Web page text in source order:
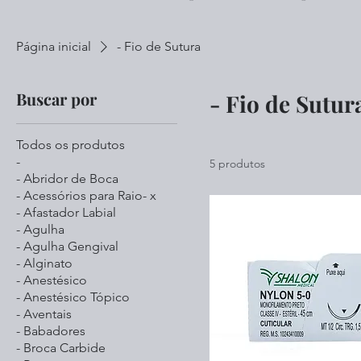
Página inicial - Fio de Sutura
Buscar por
Todos os produtos
-
- Abridor de Boca
- Acessórios para Raio- x
- Afastador Labial
- Agulha
- Agulha Gengival
- Alginato
- Anestésico
- Anestésico Tópico
- Aventais
- Babadores
- Broca Carbide
- Fio de
5 produtos